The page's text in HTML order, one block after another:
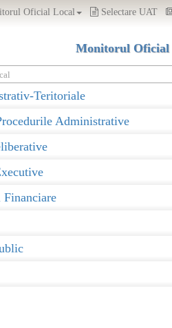
Oficial Local Selectare UAT
Monitorul Oficial
Teritoriale
Administrative